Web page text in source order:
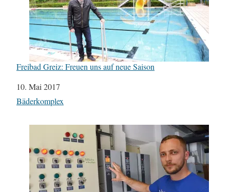
Freibad Greiz: Freuen uns auf neue Saison
Datum
10. Mai 2017
In Bezug auf
Bäderkomplex